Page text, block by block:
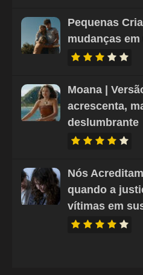
Pequenas
mudanças
Moana |
acrescenta,
deslumbrante
Nós
quando a
vítimas em